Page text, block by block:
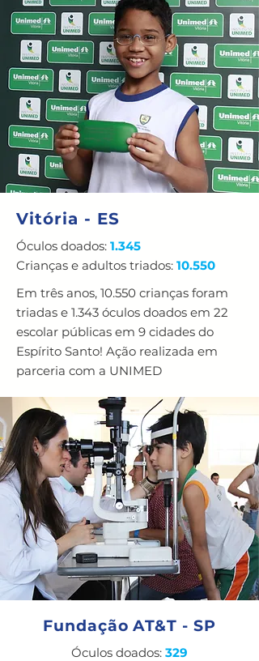
Vitória - ES
Óculos doados: 1.345
Crianças e adultos triados: 10.550
Em três anos, 10.550 crianças foram
triadas e 1.343 óculos doados em 22
escolar públicas em 9 cidades do
Espírito Santo! Ação realizada em
parceria com a UNIMED
Fundação AT&T - SP
Óculos doados: 329